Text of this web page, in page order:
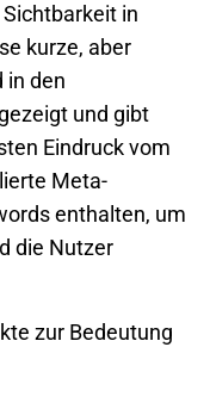
in
kurze, aber
in den
und gibt
Eindruck vom
Meta-
enthalten, um
die Nutzer
zur Bedeutung